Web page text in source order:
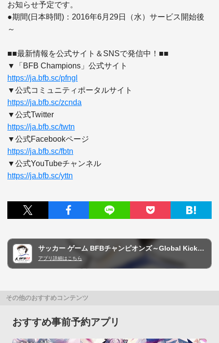
お知らせ予定です。
●期間(日本時間)：2016年6月29日（水）サービス開始後
～
■■最新情報を公式サイト＆SNSで発信中！■■
https://ja.bfb.sc/pfngl
https://ja.bfb.sc/zcnda
https://ja.bfb.sc/twtn
https://ja.bfb.sc/fbtn
https://ja.bfb.sc/yttn
サッカー ゲーム BFBチャンピオンズ～Global Kick-Off～
アプリ詳細はこちら
その他のおすすめコンテンツ
おすすめ事前予約アプリ